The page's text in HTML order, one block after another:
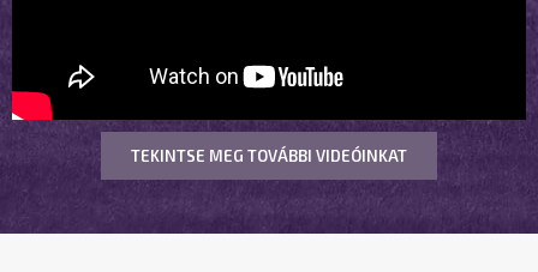
TEKINTSE MEG TOVÁBBI VIDEÓINKAT